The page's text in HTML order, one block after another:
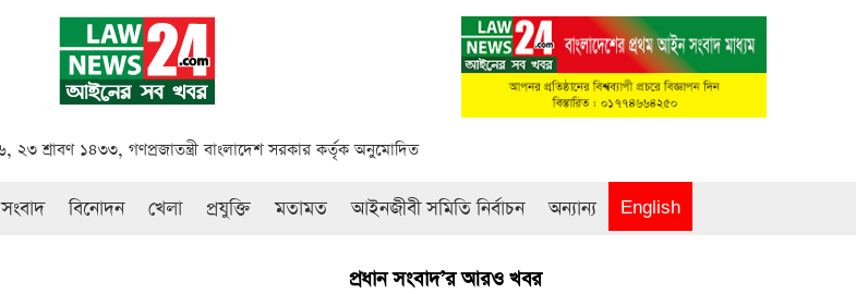
শ্রাবণ ১৪৩৩, গণপ্রজাতন্ত্রী বাংলাদেশ সরকার কর্তৃক অনুমোদিত
বিনোদন খেলা প্রযুক্তি মতামত আইনজীবী সমিতি নির্বাচন অন্যান্য English
প্রধান সংবাদ’র আরও খবর